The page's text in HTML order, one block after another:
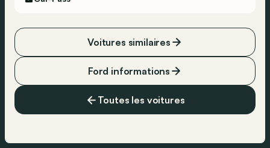
Toutes les voitures
Ford informations
Voitures similaires